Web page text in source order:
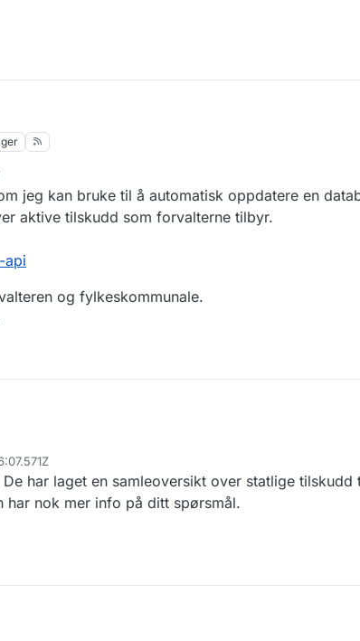
jeg kan bruke til å automatisk oppdatere en
aktive tilskudd som forvalterne tilbyr.
api
og fylkeskommunale.
har laget en samleoversikt over statlige tilskudd
har nok mer info på ditt spørsmål.